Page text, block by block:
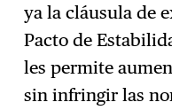
ya la cláusula de
Pacto de
les permite
sin infringir las